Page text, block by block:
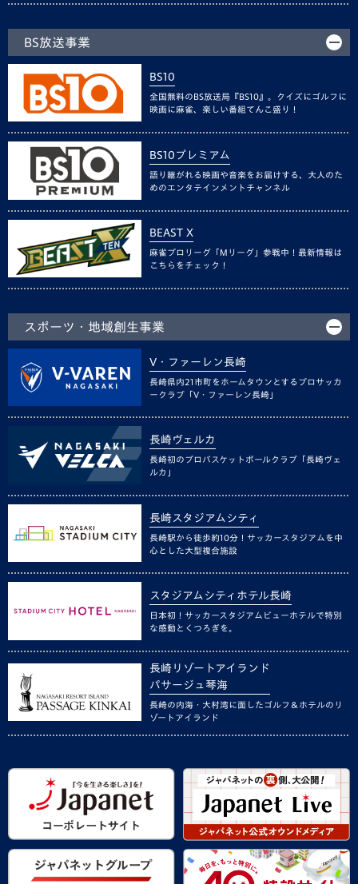
BS放送事業
BS10
全国無料のBS放送局『BS10』。クイズにゴルフに
映画に麻雀、楽しい番組てんこ盛り！
BS10プレミアム
語り継がれる映画や音楽をお届けする、大人のた
めのエンタテインメントチャンネル
BEAST X
麻雀プロリーグ「Mリーグ」参戦中！最新情報は
こちらをチェック！
スポーツ・地域創生事業
V・ファーレン長崎
長崎県内21市町をホームタウンとするプロサッカ
ークラブ「V・ファーレン長崎」
長崎ヴェルカ
長崎初のプロバスケットボールクラブ「長崎ヴェ
ルカ」
長崎スタジアムシティ
長崎駅から徒歩約10分！サッカースタジアムを中
心とした大型複合施設
スタジアムシティホテル長崎
日本初！サッカースタジアムビューホテルで特別
な感動とくつろぎを。
長崎リゾートアイランド
パサージュ琴海
長崎の内海・大村湾に面したゴルフ＆ホテルのリ
ゾートアイランド